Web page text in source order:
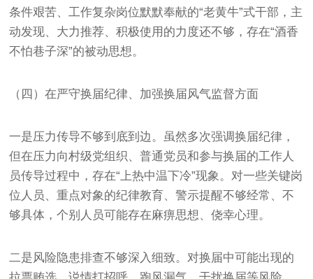
条件艰苦、工作复杂岗位默默奉献的“老黄牛”式干部，主
动发现、大力推荐、积极使用的力度还不够，存在“酒香
不怕巷子深”的被动思想。
（四）在严守换届纪律、加强换届风气监督方面
一是压力传导不够到底到边。虽然多次强调换届纪律，
但在压力向村级党组织、普通党员和参与换届的工作人
员传导过程中，存在“上热中温下冷”现象。对一些关键岗
位人员、重点对象的纪律教育、警示提醒不够经常、不
够具体，个别人员可能存在麻痹思想、侥幸心理。
二是风险隐患排查不够深入细致。对换届中可能出现的